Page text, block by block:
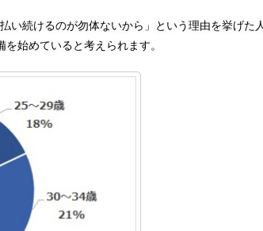
い続けるのが勿体ないから」という理由を挙げた
始めていると考えられます。